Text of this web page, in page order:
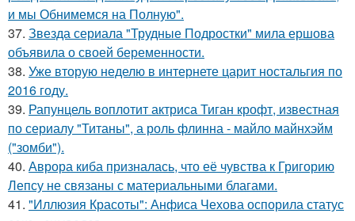
и мы Обнимемся на Полную".
37. Звезда сериала "Трудные Подростки" мила ершова
объявила о своей беременности.
38. Уже вторую неделю в интернете царит ностальгия по
2016 году.
39. Рапунцель воплотит актриса Тиган крофт, известная
по сериалу "Титаны", а роль флинна - майло майнхэйм
("зомби").
40. Аврора киба призналась, что её чувства к Григорию
Лепсу не связаны с материальными благами.
41. "Иллюзия Красоты": Анфиса Чехова оспорила статус